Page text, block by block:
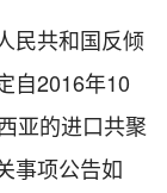
共和国反倾
自2016年10
亚的进口共聚
事项公告如